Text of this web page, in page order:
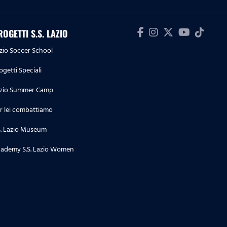
10.05.26
Highlights Primavera 1 | Torino-
S.S. LAZIO
Soccer School
Speciali
Summer Camp
lei combattiamo
Lazio Museum
S.S. Lazio Women